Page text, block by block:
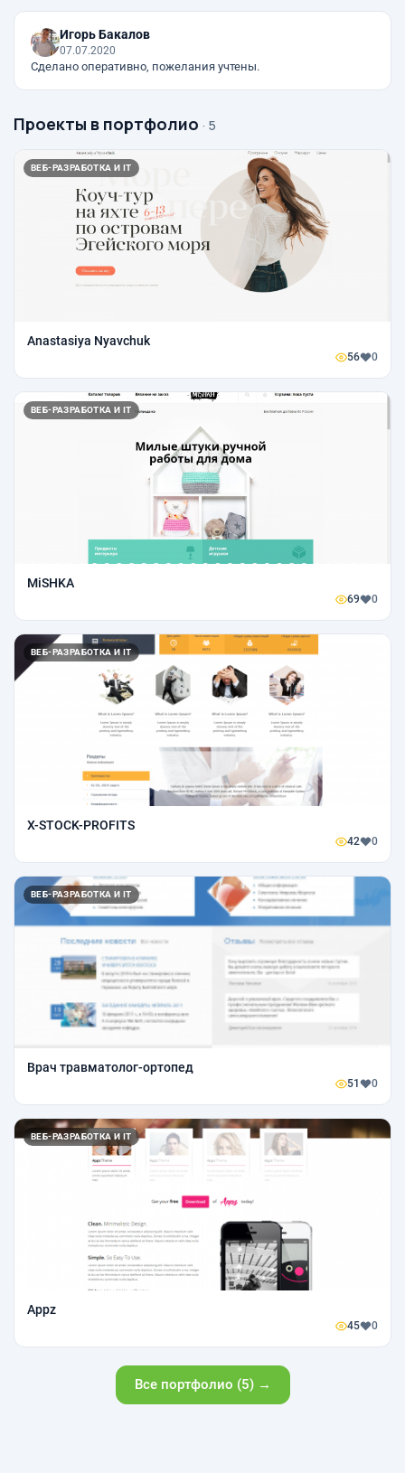
Игорь Бакалов
07.07.2020
Сделано оперативно, пожелания учтены.
Проекты в портфолио · 5
ВЕБ-РАЗРАБОТКА И IT
Anastasiya Nyavchuk
56 0
ВЕБ-РАЗРАБОТКА И IT
MiSHKA
69 0
ВЕБ-РАЗРАБОТКА И IT
X-STOCK-PROFITS
42 0
ВЕБ-РАЗРАБОТКА И IT
Врач травматолог-ортопед
51 0
ВЕБ-РАЗРАБОТКА И IT
Appz
45 0
Все портфолио (5) →